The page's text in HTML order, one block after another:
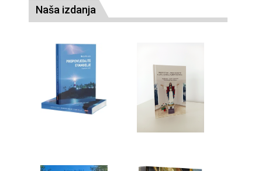
Naša izdanja